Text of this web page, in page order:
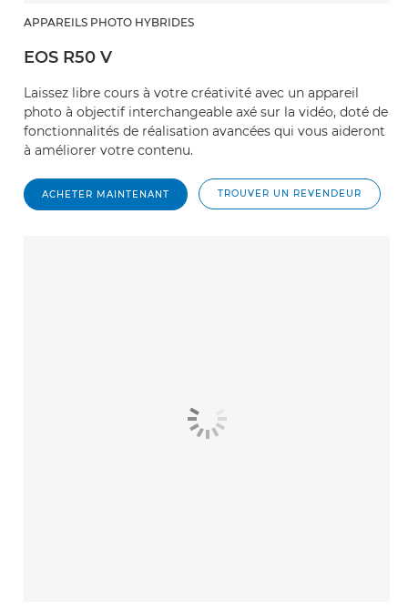
APPAREILS PHOTO HYBRIDES
EOS R50 V
Laissez libre cours à votre créativité avec un appareil
photo à objectif interchangeable axé sur la vidéo, doté de
fonctionnalités de réalisation avancées qui vous aideront
à améliorer votre contenu.
ACHETER MAINTENANT TROUVER UN REVENDEUR